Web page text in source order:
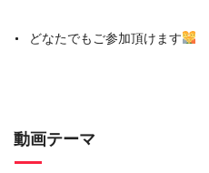
どなたでもご参加頂けます
動画テーマ